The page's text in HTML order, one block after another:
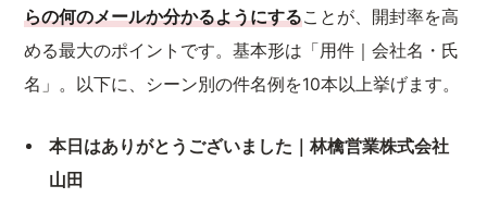
らの何のメールか分かるようにすることが、開封率を高
める最大のポイントです。基本形は「用件｜会社名・氏
名」。以下に、シーン別の件名例を10本以上挙げます。
本日はありがとうございました｜林檎営業株式会社
山田